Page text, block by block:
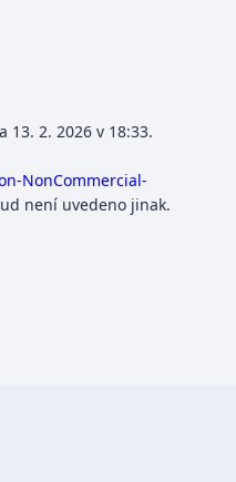
13. 2. 2026 v 18:33.
NonCommercial-
není uvedeno jinak.